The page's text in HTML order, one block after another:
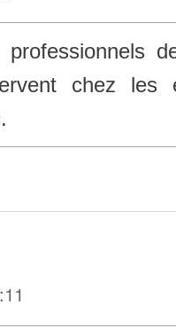
professionnels
chez les